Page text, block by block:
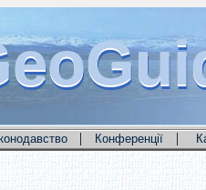
| Конференції |